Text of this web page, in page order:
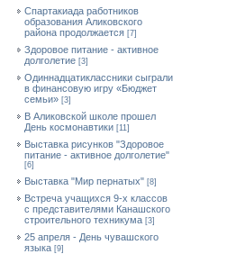
Спартакиада работников
образования Аликовского
района продолжается [7]
Здоровое питание - активное
долголетие [3]
Одиннадцатиклассники сыграли
в финансовую игру «Бюджет
семьи» [3]
В Аликовской школе прошел
День космонавтики [11]
Выставка рисунков "Здоровое
питание - активное долголетие"
[6]
Выставка "Мир пернатых" [8]
Встреча учащихся 9-х классов
с представителями Канашского
строительного техникума [3]
25 апреля - День чувашского
языка [9]